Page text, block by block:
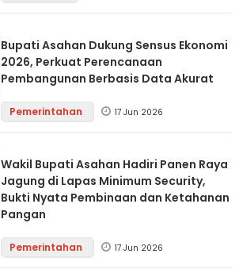
Bupati Asahan Dukung Sensus Ekonomi
2026, Perkuat Perencanaan
Pembangunan Berbasis Data Akurat
Pemerintahan 17 Jun 2026
Wakil Bupati Asahan Hadiri Panen Raya
Jagung di Lapas Minimum Security,
Bukti Nyata Pembinaan dan Ketahanan
Pangan
Pemerintahan 17 Jun 2026